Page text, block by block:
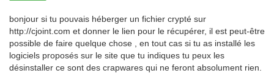
bonjour si tu pouvais héberger un fichier crypté sur
http://cjoint.com et donner le lien pour le récupérer, il est peut-être
possible de faire quelque chose , en tout cas si tu as installé les
logiciels proposés sur le site que tu indiques tu peux les
désinstaller ce sont des crapwares qui ne feront absolument rien.